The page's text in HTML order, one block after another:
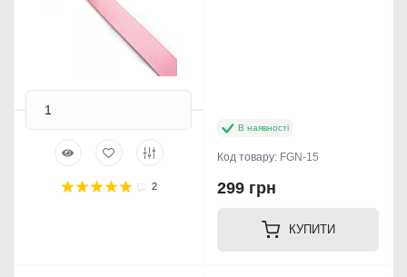
2
В наявності
Код товару: FGN-15
299 грн
КУПИТИ